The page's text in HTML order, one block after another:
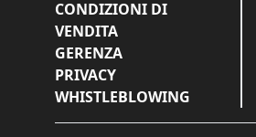
CONDIZIONI DI
VENDITA
GERENZA
PRIVACY
WHISTLEBLOWING